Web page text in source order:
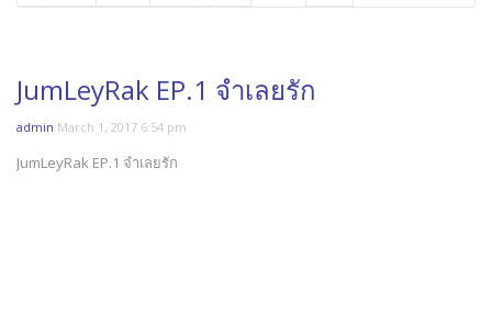
JumLeyRak EP.1 จำเลยรัก
admin March 1, 2017 6:54 pm
JumLeyRak EP.1 จำเลยรัก